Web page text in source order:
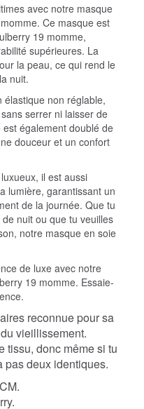
avec notre masque
Ce masque est
19 momme,
supérieures. La
la peau, ce qui rend le
nuit.
élastique non réglable,
serrer ni laisser de
également doublé de
douceur et un confort
il est aussi
lumière, garantissant un
de la journée. Que tu
nuit ou que tu veuilles
notre masque en soie
de luxe avec notre
19 momme. Essaie-
reconnue pour sa
vieillissement.
tissu, donc même si tu
pas deux identiques.